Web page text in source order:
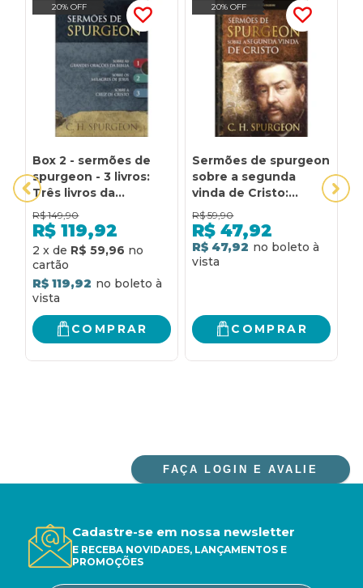
20% OFF
Box 2 - sermões de
spurgeon - 3 livros:
Três livros da
coleção:parábolassermão
do montea segunda
vinda de Cristo
R$ 149,90
R$ 119,92
2 x de R$ 59,96
R$ 119,92
COMPRAR
20% OFF
Sermões de spurgeon
sobre a segunda
vinda de Cristo:
Estudos sobre a
missão de Cristo
R$ 59,90
R$ 47,92
R$ 47,92
COMPRAR
FAÇA LOGIN E AVALIE
Cadastre-se em nossa newsletter
E RECEBA NOVIDADES, LANÇAMENTOS E
PROMOÇÕES